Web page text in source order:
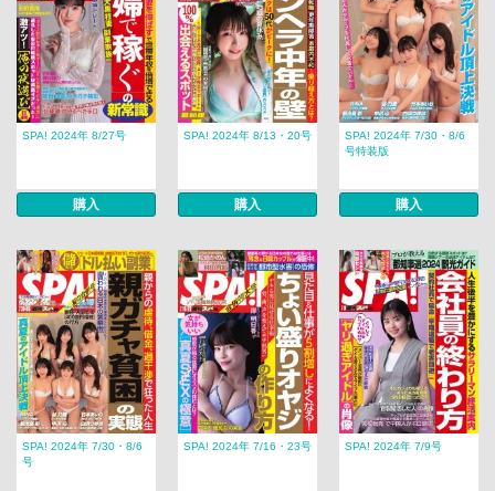
SPA! 2024年 8/27号
購入
SPA! 2024年 8/13・20号
購入
SPA! 2024年 7/30・8/6
号特装版
購入
SPA! 2024年 7/30・8/6
号
SPA! 2024年 7/16・23号 SPA! 2024年 7/9号